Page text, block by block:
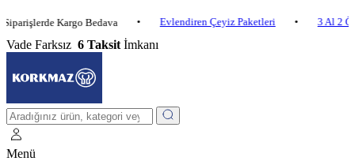
Kargo Bedava • Evlendiren Çeyiz Paketleri • 3 Al 2 Öde •
Vade Farksız 6 Taksit İmkanı
Menü